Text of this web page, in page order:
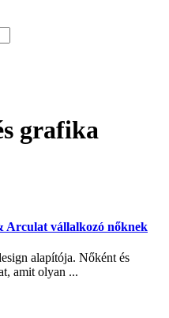
grafika
Arculat vállalkozó nőknek
alapítója. Nőként és
amit olyan ...